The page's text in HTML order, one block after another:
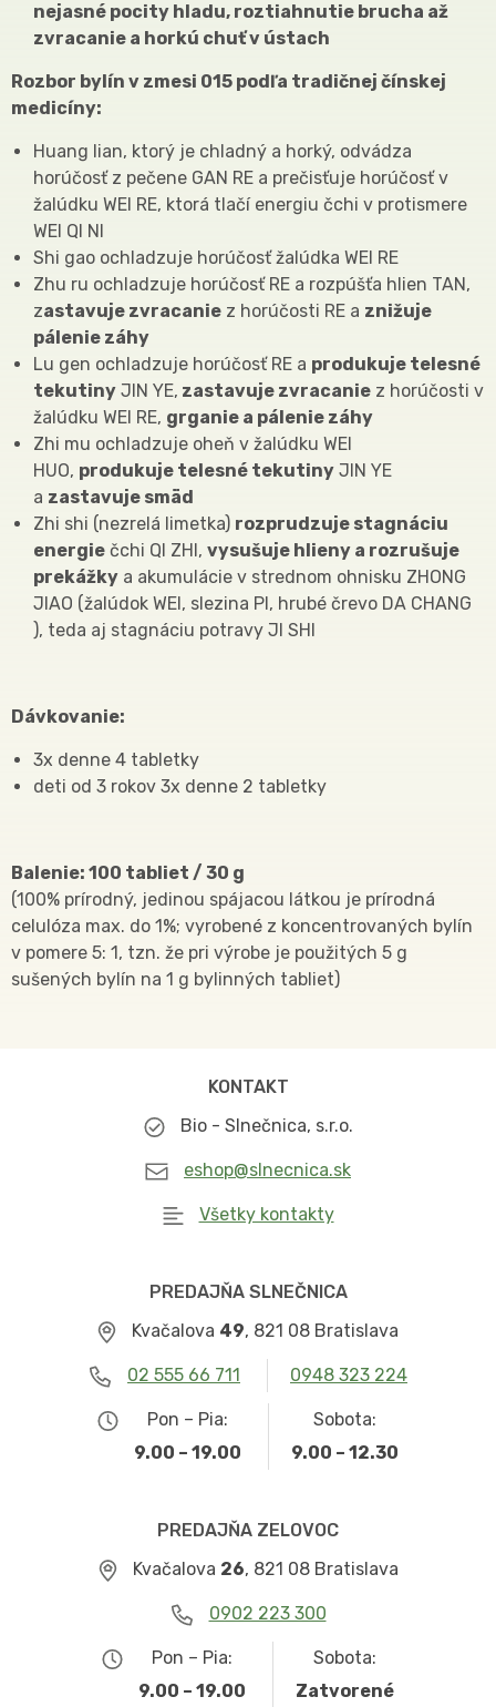
nejasné pocity hladu, roztiahnutie brucha až
zvracanie a horkú chuť v ústach
Rozbor bylín v zmesi 015 podľa tradičnej čínskej
medicíny:
Huang lian, ktorý je chladný a horký, odvádza
horúčosť z pečene GAN RE a prečisťuje horúčosť v
žalúdku WEI RE, ktorá tlačí energiu čchi v protismere
WEI QI NI
Shi gao ochladzuje horúčosť žalúdka WEI RE
Zhu ru ochladzuje horúčosť RE a rozpúšťa hlien TAN,
zastavuje zvracanie z horúčosti RE a znižuje
pálenie záhy
Lu gen ochladzuje horúčosť RE a produkuje telesné
tekutiny JIN YE, zastavuje zvracanie z horúčosti v
žalúdku WEI RE, grganie a pálenie záhy
Zhi mu ochladzuje oheň v žalúdku WEI
HUO, produkuje telesné tekutiny JIN YE
a zastavuje smäd
Zhi shi (nezrelá limetka) rozprudzuje stagnáciu
energie čchi QI ZHI, vysušuje hlieny a rozrušuje
prekážky a akumulácie v strednom ohnisku ZHONG
JIAO (žalúdok WEI, slezina PI, hrubé črevo DA CHANG
), teda aj stagnáciu potravy JI SHI
Dávkovanie:
3x denne 4 tabletky
deti od 3 rokov 3x denne 2 tabletky
Balenie: 100 tabliet / 30 g
(100% prírodný, jedinou spájacou látkou je prírodná
celulóza max. do 1%; vyrobené z koncentrovaných bylín
v pomere 5: 1, tzn. že pri výrobe je použitých 5 g
sušených bylín na 1 g bylinných tabliet)
KONTAKT
Bio - Slnečnica, s.r.o.
eshop@slnecnica.sk
Všetky kontakty
PREDAJŇA SLNEČNICA
Kvačalova 49, 821 08 Bratislava
02 555 66 711 0948 323 224
Pon – Pia:
9.00 – 19.00
Sobota:
9.00 – 12.30
PREDAJŇA ZELOVOC
Kvačalova 26, 821 08 Bratislava
0902 223 300
Pon – Pia:
9.00 – 19.00
Sobota:
Zatvorené